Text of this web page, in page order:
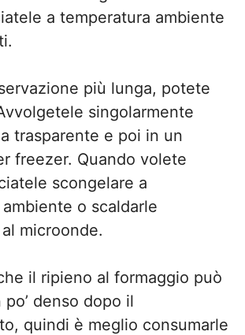
a temperatura ambiente
più lunga, potete
singolarmente
trasparente e poi in un
freezer. Quando volete
scongelare a
o scaldarle
microonde.
il ripieno al formaggio può
denso dopo il
quindi è meglio consumarle